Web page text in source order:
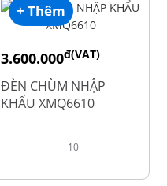
+ Thêm
3.600.000đ(VAT)
4.800.000
ĐÈN CHÙM NHẬP
KHẨU XMQ6610
10